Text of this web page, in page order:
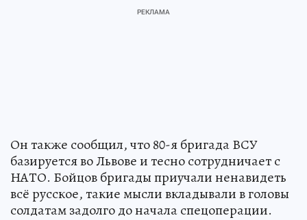
Он также сообщил, что 80-я бригада ВСУ
базируется во Львове и тесно сотрудничает с
НАТО. Бойцов бригады приучали ненавидеть
всё русское, такие мысли вкладывали в головы
солдатам задолго до начала спецоперации.